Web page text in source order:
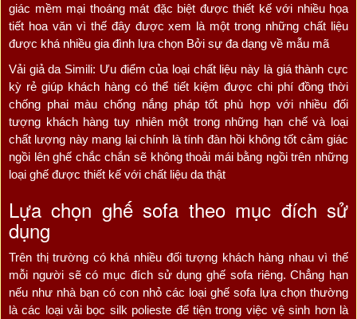
giác mềm mại thoáng mát đặc biệt được thiết kế với nhiều họa
tiết hoa văn vì thế đây được xem là một trong những chất liệu
được khá nhiều gia đình lựa chọn Bởi sự đa dạng về mẫu mã
Vải giả da Simili: Ưu điểm của loại chất liệu này là giá thành cực
kỳ rẻ giúp khách hàng có thể tiết kiệm được chi phí đồng thời
chống phai màu chống nắng pháp tốt phù hợp với nhiều đối
tượng khách hàng tuy nhiên một trong những hạn chế và loại
chất lượng này mang lại chính là tính đàn hồi không tốt cảm giác
ngồi lên ghế chắc chắn sẽ không thoải mái bằng ngồi trên những
loại ghế được thiết kế với chất liệu da thật
Lựa chọn ghế sofa theo mục đích sử
dụng
Trên thị trường có khá nhiều đối tượng khách hàng nhau vì thế
mỗi người sẽ có mục đích sử dụng ghế sofa riêng. Chẳng hạn
nếu như nhà bạn có con nhỏ các loại ghế sofa lựa chọn thường
là các loại vải bọc silk polieste để tiện trong việc vệ sinh hơn là